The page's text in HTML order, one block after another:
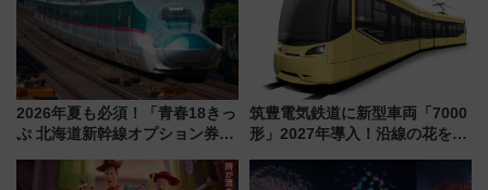
2026年夏も必須！「青春18きっ
ぷ 北海道新幹線オプション券」
筑豊電気鉄道に新型車両「7000
形」2027年導入！沿線の花をイ
内は落ち着いたゆとりある空間